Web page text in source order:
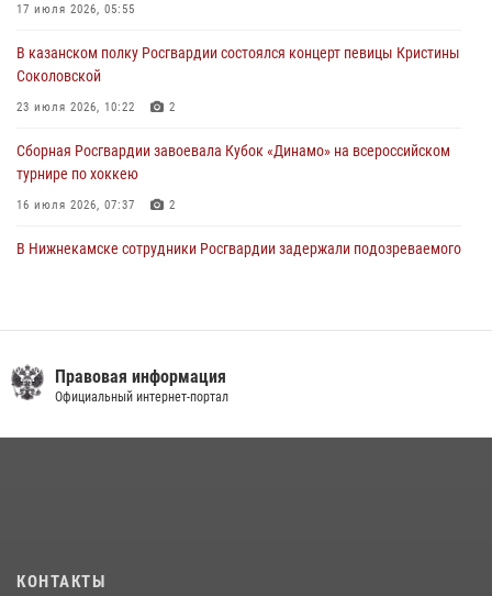
крестного хода и освящения храма
17 июля 2026, 05:55
В казанском полку Росгвардии состоялся концерт певицы Кристины
Соколовской
23 июля 2026, 10:22 2
Сборная Росгвардии завоевала Кубок «Динамо» на всероссийском
турнире по хоккею
16 июля 2026, 07:37 2
В Нижнекамске сотрудники Росгвардии задержали подозреваемого
секретами своего семейного счастья
08 июля 2026, 07:48 4
Правовая информация
Официальный интернет-портал
КОНТАКТЫ